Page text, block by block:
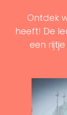
Ontdek
heeft! De
een